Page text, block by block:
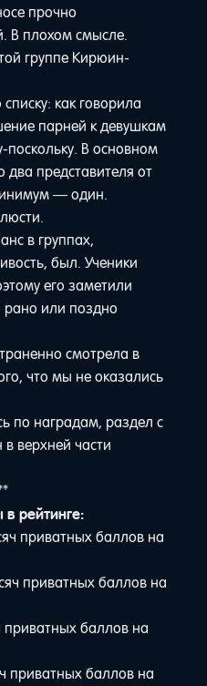
прочно
В плохом смысле.
группе Кирюин-
как говорила
парней к девушкам
В основном
два представителя от
— один.
в группах,
был. Ученики
его заметили
или поздно
смотрела в
что мы не оказались
по наградам, раздел с
верхней части
в рейтинге:
приватных баллов на
приватных баллов на
баллов на
приватных баллов на